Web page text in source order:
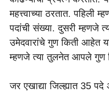
महत्त्वाच्या ठरतात. पहिली
पदांची संख्या. दुसरी म्हणजे
उमेदवारांचे गुण किती आहेत
म्हणजे त्या तुलनेत आपले गुण
जर एखाद्या जिल्ह्यात 35